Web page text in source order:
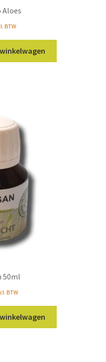
Aloes
BTW
50ml
BTW